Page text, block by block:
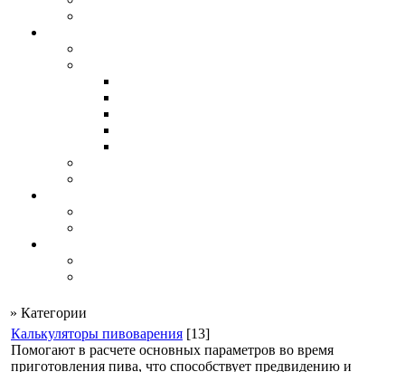
» Категории
Калькуляторы пивоварения [13]
Помогают в расчете основных параметров во время
приготовления пива, что способствует предвидению и